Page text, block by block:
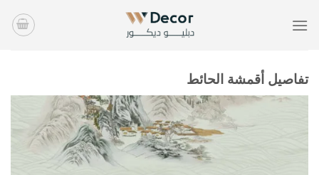
للمحتوى
تفاصيل أقمشة الحائط